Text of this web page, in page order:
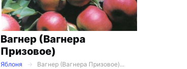
Вагнер (Вагнера
Призовое)
Яблоня
Вагнер (Вагнера Призовое)...